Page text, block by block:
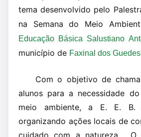
tema desenvolvido pelo
na Semana do Meio
Educação Básica Salustiano
município de Faxinal dos
Com o objetivo de
alunos para a necessidade
meio ambiente, a E. E. B.
organizando ações locais de
cuidado com a natureza. O